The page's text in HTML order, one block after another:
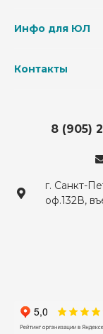
Инфо для ЮЛ
Контакты
8 (905)
г. Санкт-
оф.132В,